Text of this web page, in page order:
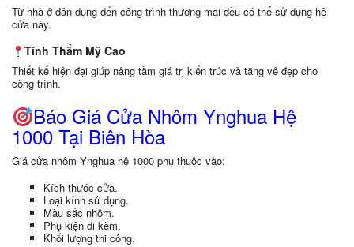
Từ nhà ở dân dụng đến công trình thương mại đều có thể sử dụng hệ
cửa này.
Tính Thẩm Mỹ Cao
Thiết kế hiện đại giúp nâng tầm giá trị kiến trúc và tăng vẻ đẹp cho
công trình.
Báo Giá Cửa Nhôm Ynghua Hệ
1000 Tại Biên Hòa
Giá cửa nhôm Ynghua hệ 1000 phụ thuộc vào:
Kích thước cửa.
Loại kính sử dụng.
Màu sắc nhôm.
Phụ kiện đi kèm.
Khối lượng thi công.